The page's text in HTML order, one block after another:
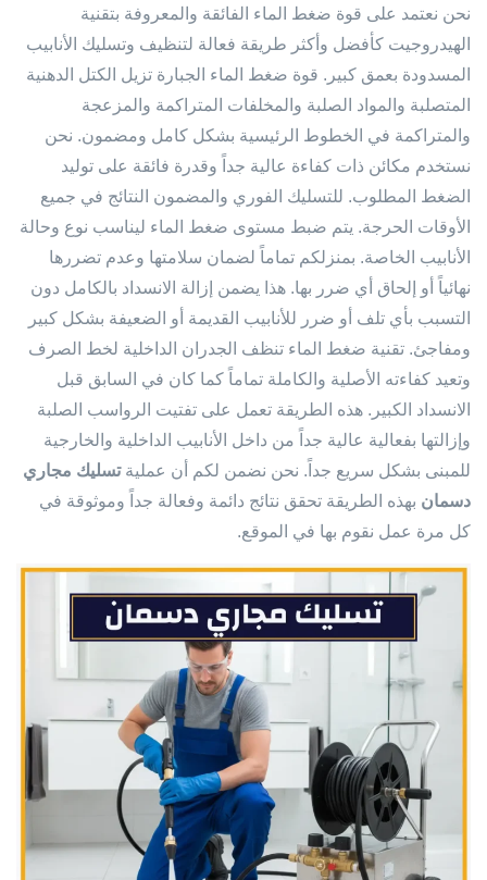
نحن نعتمد على قوة ضغط الماء الفائقة والمعروفة بتقنية
الهيدروجيت كأفضل وأكثر طريقة فعالة لتنظيف وتسليك الأنابيب
المسدودة بعمق كبير. قوة ضغط الماء الجبارة تزيل الكتل الدهنية
المتصلبة والمواد الصلبة والمخلفات المتراكمة والمزعجة
والمتراكمة في الخطوط الرئيسية بشكل كامل ومضمون. نحن
نستخدم مكائن ذات كفاءة عالية جداً وقدرة فائقة على توليد
الضغط المطلوب. للتسليك الفوري والمضمون النتائج في جميع
الأوقات الحرجة. يتم ضبط مستوى ضغط الماء ليناسب نوع وحالة
الأنابيب الخاصة. بمنزلكم تماماً لضمان سلامتها وعدم تضررها
نهائياً أو إلحاق أي ضرر بها. هذا يضمن إزالة الانسداد بالكامل دون
التسبب بأي تلف أو ضرر للأنابيب القديمة أو الضعيفة بشكل كبير
ومفاجئ. تقنية ضغط الماء تنظف الجدران الداخلية لخط الصرف
وتعيد كفاءته الأصلية والكاملة تماماً كما كان في السابق قبل
الانسداد الكبير. هذه الطريقة تعمل على تفتيت الرواسب الصلبة
وإزالتها بفعالية عالية جداً من داخل الأنابيب الداخلية والخارجية
للمبنى بشكل سريع جداً. نحن نضمن لكم أن عمليةتسليك مجاري
دسمان بهذه الطريقة تحقق نتائج دائمة وفعالة جداً وموثوقة في
كل مرة عمل نقوم بها في الموقع.